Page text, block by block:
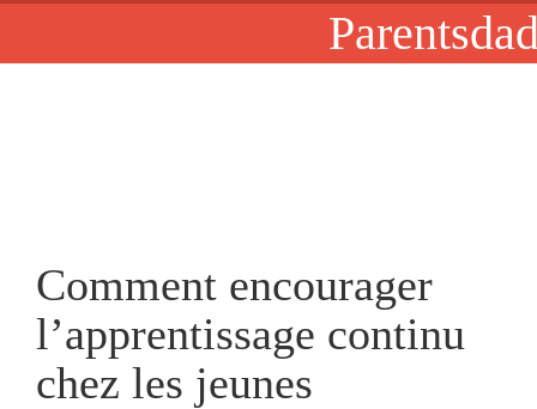
Comment encourager
l’apprentissage continu
chez les jeunes